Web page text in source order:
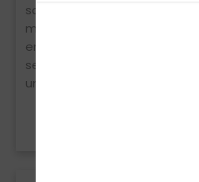
sagen eine wirklich tolle
man bekommt sind klar und
erklärt! Die Fahrstunde ist
sehr gut und ich ha e vieles
unklar war! Lieben Dank!!!
Natalie